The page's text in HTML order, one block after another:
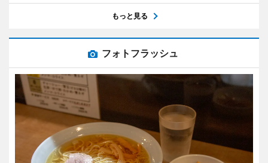
もっと見る
フォトフラッシュ